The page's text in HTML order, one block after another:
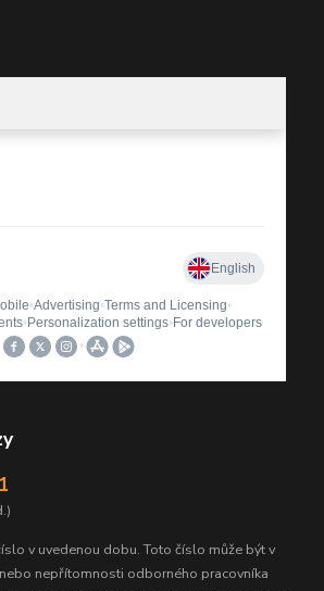
v uvedenou dobu. Toto číslo může být v
nepřítomnosti odborného pracovníka